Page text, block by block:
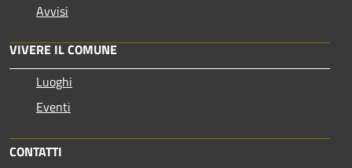
Avvisi
VIVERE IL COMUNE
Luoghi
Eventi
CONTATTI